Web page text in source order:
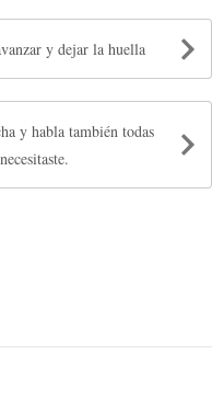
y dejar la huella
y habla también todas